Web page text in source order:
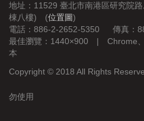
地址：11529 臺北市南港區研究院
棟八樓) (位置圖)
電話：886-2-2652-5350 傳真：
最佳瀏覽：1440×900 | Chrome、
本
Copyright © 2018 All Rights
勿使用